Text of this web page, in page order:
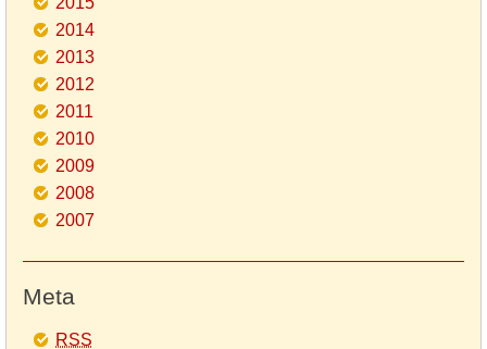
2014
2013
2012
2011
2010
2009
2008
2007
Meta
RSS